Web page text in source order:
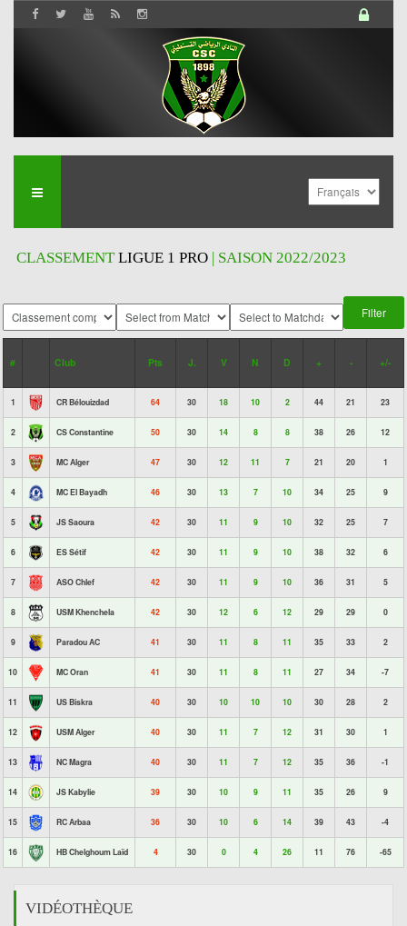
CLASSEMENTLIGUE 1 PRO | SAISON 2022/2023
# Club Pts J. V N D + - +/-
1 CR Bélouizdad 64 30 18 10 2 44 21 23
2 CS Constantine 50 30 14 8 8 38 26 12
3 MC Alger 47 30 12 11 7 21 20 1
4 MC El Bayadh 46 30 13 7 10 34 25 9
5 JS Saoura 42 30 11 9 10 32 25 7
6 ES Sétif 42 30 11 9 10 38 32 6
7 ASO Chlef 42 30 11 9 10 36 31 5
8 USM Khenchela 42 30 12 6 12 29 29 0
9 Paradou AC 41 30 11 8 11 35 33 2
10 MC Oran 41 30 11 8 11 27 34 -7
11 US Biskra 40 30 10 10 10 30 28 2
12 USM Alger 40 30 11 7 12 31 30 1
13 NC Magra 40 30 11 7 12 35 36 -1
14 JS Kabylie 39 30 10 9 11 35 26 9
15 RC Arbaa 36 30 10 6 14 39 43 -4
16 HB Chelghoum Laïd 4 30 0 4 26 11 76 -65
VIDÉOTHÈQUE